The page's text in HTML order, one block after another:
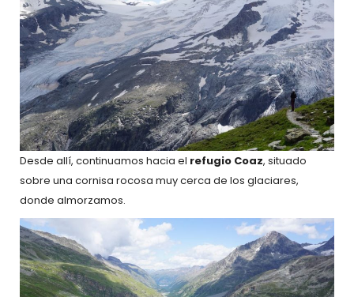
Desde allí, continuamos hacia el refugio Coaz, situado
sobre una cornisa rocosa muy cerca de los glaciares,
donde almorzamos.